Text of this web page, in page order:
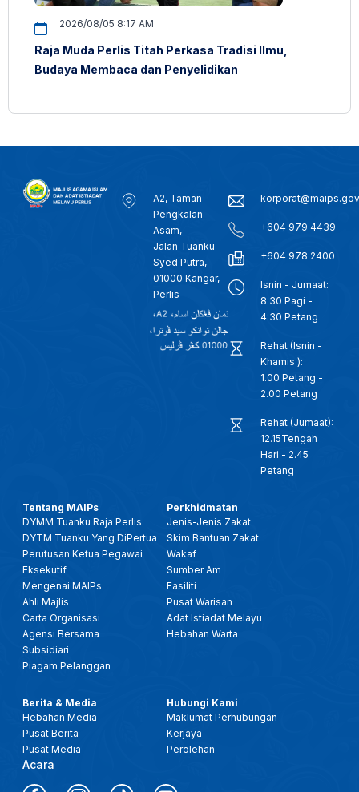
2026/08/05 8:17 AM
Raja Muda Perlis Titah Perkasa Tradisi Ilmu,
Budaya Membaca dan Penyelidikan
A2, Taman
Pengkalan
Asam,
Jalan Tuanku
Syed Putra,
01000 Kangar,
Perlis
+604 979 4439
+604 978 2400
Isnin - Jumaat:
8.30 Pagi -
4:30 Petang
Rehat (Isnin -
Khamis ):
1.00 Petang -
2.00 Petang
Rehat (Jumaat):
12.15Tengah
Hari - 2.45
Petang
Tentang MAIPs
DYMM Tuanku Raja Perlis
DYTM Tuanku Yang DiPertua
Perutusan Ketua Pegawai
Eksekutif
Mengenai MAIPs
Ahli Majlis
Carta Organisasi
Agensi Bersama
Subsidiari
Piagam Pelanggan
Perkhidmatan
Jenis-Jenis Zakat
Skim Bantuan Zakat
Wakaf
Sumber Am
Fasiliti
Pusat Warisan
Adat Istiadat Melayu
Hebahan Warta
Berita & Media
Hebahan Media
Pusat Berita
Pusat Media
Acara
Hubungi Kami
Maklumat Perhubungan
Kerjaya
Perolehan